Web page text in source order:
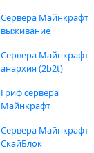
Сервера Майнкрафт
выживание
Сервера Майнкрафт
анархия (2b2t)
Гриф сервера
Майнкрафт
Сервера Майнкрафт
СкайБлок